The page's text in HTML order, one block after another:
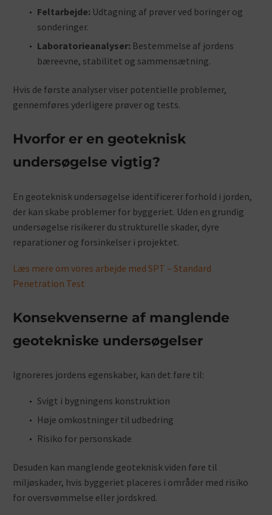
Feltarbejde: Udtagning af prøver ved boringer og
sonderinger.
Laboratorieanalyser: Bestemmelse af jordens
bæreevne, stabilitet og sammensætning.
Hvis de første analyser viser potentielle problemer,
gennemføres yderligere prøver og tests.
Hvorfor er en geoteknisk
undersøgelse vigtig?
En geoteknisk undersøgelse identificerer forhold i jorden,
der kan skabe problemer for byggeriet. Uden en grundig
undersøgelse risikerer du strukturelle skader, dyre
reparationer og forsinkelser i projektet.
Læs mere om vores arbejde med SPT – Standard
Penetration Test
Konsekvenserne af manglende
geotekniske undersøgelser
Ignoreres jordens egenskaber, kan det føre til:
Svigt i bygningens konstruktion
Høje omkostninger til udbedring
Risiko for personskade
Desuden kan manglende geoteknisk viden føre til
miljøskader, hvis byggeriet placeres i områder med risiko
for oversvømmelse eller jordskred.